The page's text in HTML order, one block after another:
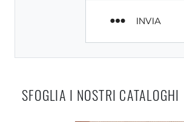
INVIA
SFOGLIA I NOSTRI CATALOGHI